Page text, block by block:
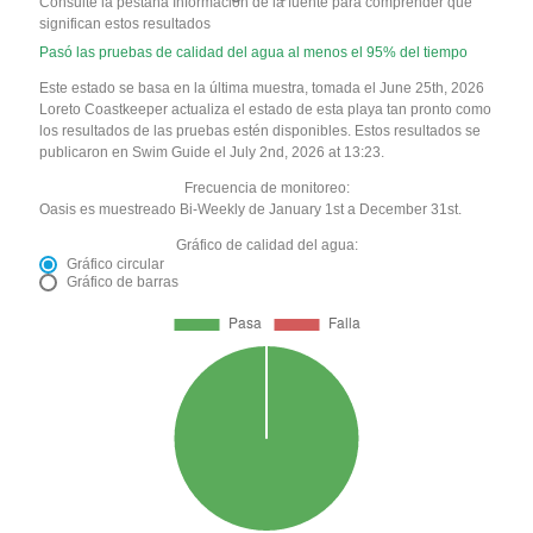
significan estos resultados
Pasó las pruebas de calidad del agua al menos el 95% del tiempo
Este estado se basa en la última muestra, tomada el June 25th, 2026
Loreto Coastkeeper actualiza el estado de esta playa tan pronto como
los resultados de las pruebas estén disponibles. Estos resultados se
publicaron en Swim Guide el July 2nd, 2026 at 13:23.
Frecuencia de monitoreo:
Oasis es muestreado Bi-Weekly de January 1st a December 31st.
Gráfico de calidad del agua:
Gráfico circular
Gráfico de barras